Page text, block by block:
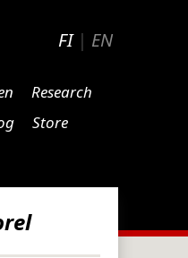
FI| EN
Research
Store